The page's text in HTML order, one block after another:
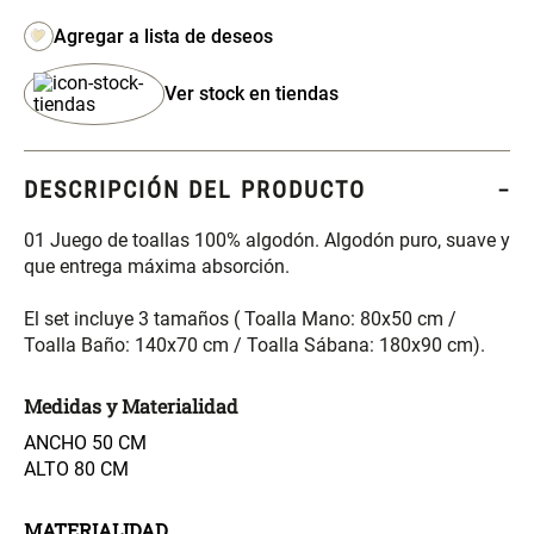
Ver stock en tiendas
DESCRIPCIÓN DEL PRODUCTO
01 Juego de toallas 100% algodón. Algodón puro, suave y
que entrega máxima absorción.
El set incluye 3 tamaños ( Toalla Mano: 80x50 cm /
Toalla Baño: 140x70 cm / Toalla Sábana: 180x90 cm).
Medidas y Materialidad
ANCHO 50 CM
ALTO 80 CM
Set Sábanas Algodón satín 240
Hilos
S/ 169.00
Almohada Memory + Gel
S/ 124.00
Canasto Ropa Bambú Redondo
con Forro
Mueble Repisa Bambú 4
Bandejas con Puerta 23 x 23 x
119 cm
x 33 x 80 cm
S/ 319.00S/ 254.90
Plumón Pluma